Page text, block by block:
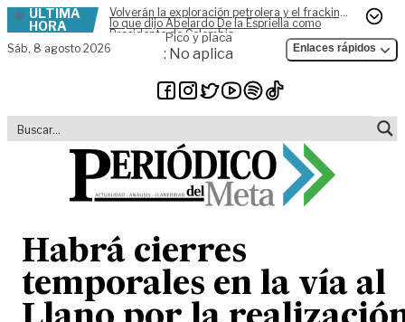
Skip to content
ÚLTIMA
HORA
Volverán la exploración petrolera y el fracking,
lo que dijo Abelardo De la Espriella como
Presidente de Colombia
Sáb, 8 agosto 2026
Pico y placa
: No aplica Enlaces rápidos
Habrá cierres
temporales en la vía al